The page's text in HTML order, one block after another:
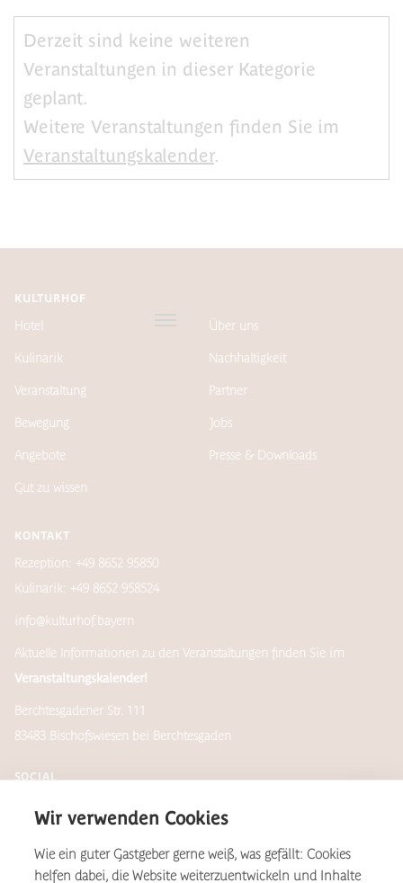
Wir verwenden Cookies
Wie ein guter Gastgeber gerne weiß, was gefällt: Cookies
helfen dabei, die Website weiterzuentwickeln und Inhalte
Derzeit sind keine weiteren
Veranstaltungen in dieser Kategorie
geplant.
Weitere Veranstaltungen finden Sie im
Veranstaltungskalender.
KULTURHOF
Hotel
Kulinarik
Veranstaltung
Bewegung
Angebote
Gut zu wissen
Über uns
Nachhaltigkeit
Partner
Jobs
Presse & Downloads
KONTAKT
Rezeption: +49 8652 95850
Kulinarik: +49 8652 958524
info@kulturhof.bayern
Aktuelle Informationen zu den Veranstaltungen finden Sie im
Veranstaltungskalender!
Berchtesgadener Str. 111
83483 Bischofswiesen bei Berchtesgaden
SOCIAL
Newsletter